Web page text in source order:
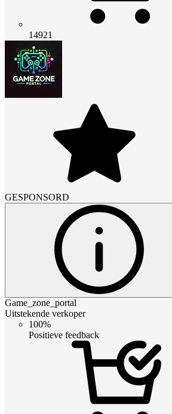
14921
GESPONSORD
Game_zone_portal
Uitstekende verkoper
100%
Positieve feedback